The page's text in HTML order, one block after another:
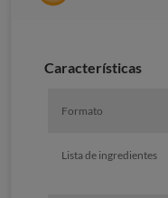
Caracterí­sticas
Formato
Lista de ingredientes